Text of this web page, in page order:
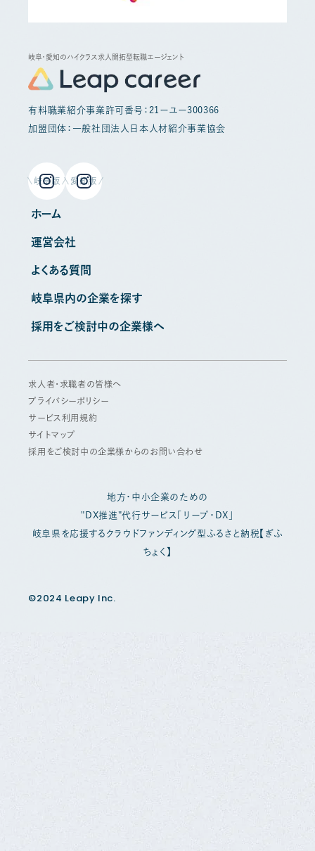
岐阜・愛知のハイクラス求人開拓型転職エージェント
有料職業紹介事業許可番号：21ーユー300366
加盟団体：一般社団法人日本人材紹介事業協会
岐阜版 愛知版
ホーム
運営会社
よくある質問
岐阜県内の企業を探す
採用をご検討中の企業様へ
求人者・求職者の皆様へ
プライバシーポリシー
サービス利用規約
サイトマップ
採用をご検討中の企業様からのお問い合わせ
地方・中小企業のための
"DX推進"代行サービス「リープ・DX」
岐阜県を応援するクラウドファンディング型ふるさと納税【ぎふ
ちょく】
©2024 Leapy Inc.